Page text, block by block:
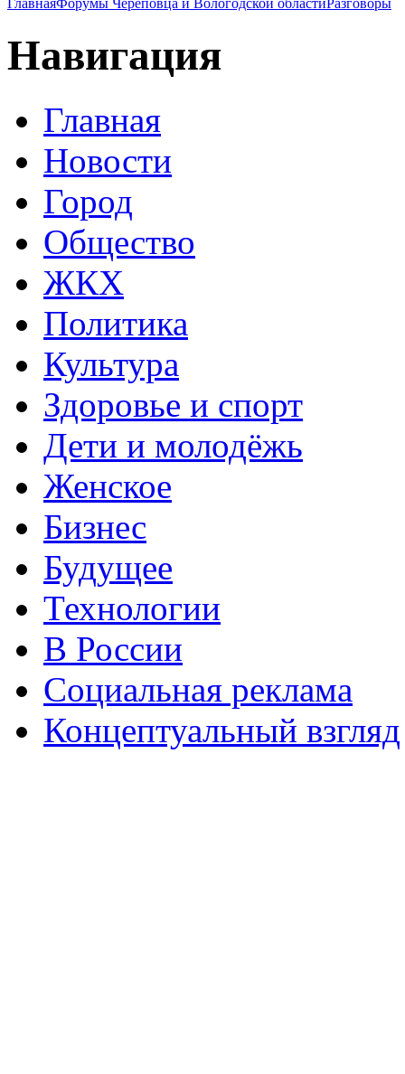
ГлавнаяФорумы Череповца и Вологодской областиРазговоры
Навигация
Главная
Новости
Город
Общество
ЖКХ
Политика
Культура
Здоровье и спорт
Дети и молодёжь
Женское
Бизнес
Будущее
Технологии
В России
Социальная реклама
Концептуальный взгляд